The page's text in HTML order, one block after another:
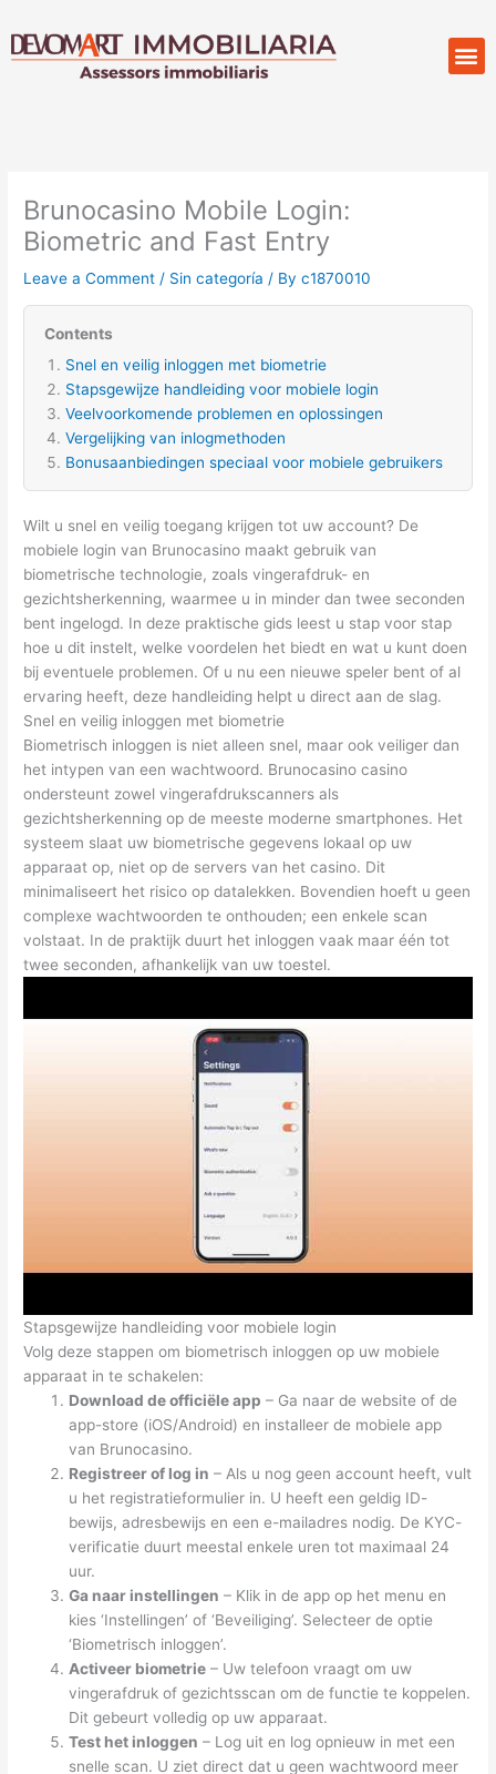
to
content
Brunocasino Mobile Login:
Biometric and Fast Entry
Leave a Comment / Sin categoría / Byc1870010
Contents
Snel en veilig inloggen met biometrie
Stapsgewijze handleiding voor mobiele login
Veelvoorkomende problemen en oplossingen
Vergelijking van inlogmethoden
Bonusaanbiedingen speciaal voor mobiele gebruikers
Wilt u snel en veilig toegang krijgen tot uw account? De
mobiele login van Brunocasino maakt gebruik van
biometrische technologie, zoals vingerafdruk- en
gezichtsherkenning, waarmee u in minder dan twee seconden
bent ingelogd. In deze praktische gids leest u stap voor stap
hoe u dit instelt, welke voordelen het biedt en wat u kunt doen
bij eventuele problemen. Of u nu een nieuwe speler bent of al
ervaring heeft, deze handleiding helpt u direct aan de slag.
Snel en veilig inloggen met biometrie
Biometrisch inloggen is niet alleen snel, maar ook veiliger dan
het intypen van een wachtwoord. Brunocasino casino
ondersteunt zowel vingerafdrukscanners als
gezichtsherkenning op de meeste moderne smartphones. Het
systeem slaat uw biometrische gegevens lokaal op uw
apparaat op, niet op de servers van het casino. Dit
minimaliseert het risico op datalekken. Bovendien hoeft u geen
complexe wachtwoorden te onthouden; een enkele scan
volstaat. In de praktijk duurt het inloggen vaak maar één tot
twee seconden, afhankelijk van uw toestel.
Stapsgewijze handleiding voor mobiele login
Volg deze stappen om biometrisch inloggen op uw mobiele
apparaat in te schakelen:
Download de officiële app – Ga naar de website of de
app-store (iOS/Android) en installeer de mobiele app
van Brunocasino.
Registreer of log in – Als u nog geen account heeft, vult
u het registratieformulier in. U heeft een geldig ID-
bewijs, adresbewijs en een e-mailadres nodig. De KYC-
verificatie duurt meestal enkele uren tot maximaal 24
uur.
Ga naar instellingen – Klik in de app op het menu en
kies ‘Instellingen’ of ‘Beveiliging’. Selecteer de optie
‘Biometrisch inloggen’.
Activeer biometrie – Uw telefoon vraagt om uw
vingerafdruk of gezichtsscan om de functie te koppelen.
Dit gebeurt volledig op uw apparaat.
Test het inloggen – Log uit en log opnieuw in met een
snelle scan. U ziet direct dat u geen wachtwoord meer